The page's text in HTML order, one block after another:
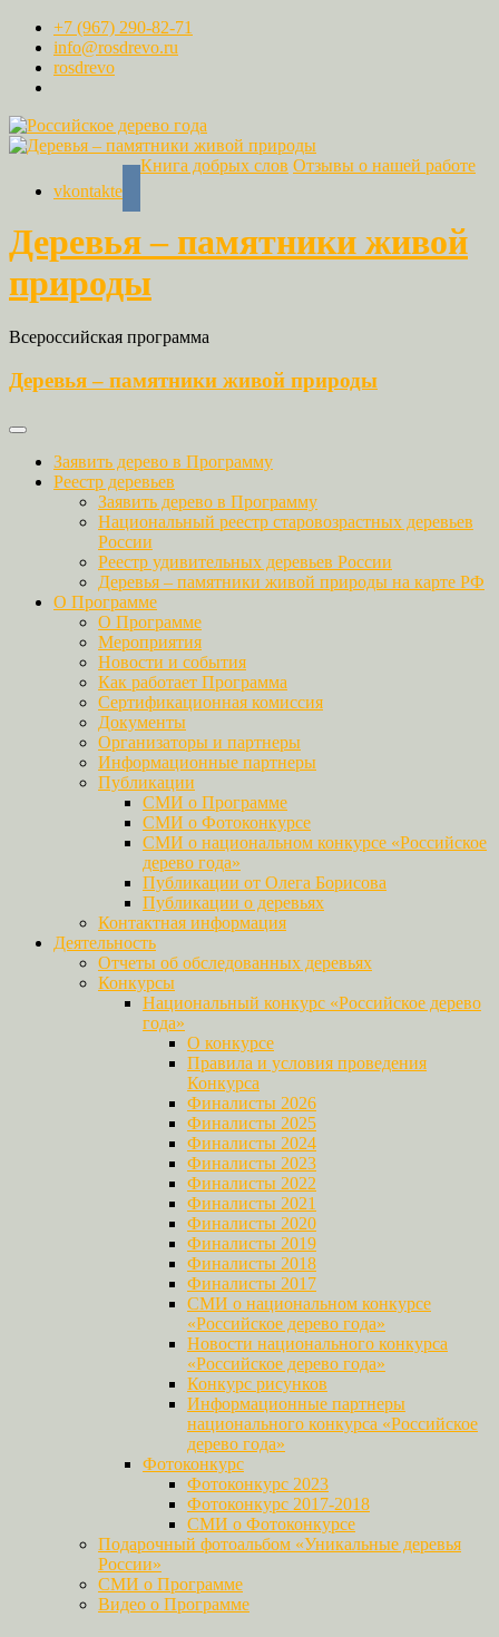
+7 (967) 290-82-71
info@rosdrevo.ru
rosdrevo
vkontakte
Книга добрых слов Отзывы о нашей работе
Деревья – памятники живой
природы
Всероссийская программа
Деревья – памятники живой природы
Заявить дерево в Программу
Реестр деревьев
Заявить дерево в Программу
Национальный реестр старовозрастных деревьев
России
Реестр удивительных деревьев России
Деревья – памятники живой природы на карте РФ
О Программе
О Программе
Мероприятия
Новости и события
Как работает Программа
Сертификационная комиссия
Документы
Организаторы и партнеры
Информационные партнеры
Публикации
СМИ о Программе
СМИ о Фотоконкурсе
СМИ о национальном конкурсе «Российское
дерево года»
Публикации от Олега Борисова
Публикации о деревьях
Контактная информация
Деятельность
Отчеты об обследованных деревьях
Конкурсы
Национальный конкурс «Российское дерево
года»
О конкурсе
Правила и условия проведения
Конкурса
Финалисты 2026
Финалисты 2025
Финалисты 2024
Финалисты 2023
Финалисты 2022
Финалисты 2021
Финалисты 2020
Финалисты 2019
Финалисты 2018
Финалисты 2017
СМИ о национальном конкурсе
«Российское дерево года»
Новости национального конкурса
«Российское дерево года»
Конкурс рисунков
Информационные партнеры
национального конкурса «Российское
дерево года»
Фотоконкурс
Фотоконкурс 2023
Фотоконкурс 2017-2018
СМИ о Фотоконкурсе
Подарочный фотоальбом «Уникальные деревья
России»
СМИ о Программе
Видео о Программе